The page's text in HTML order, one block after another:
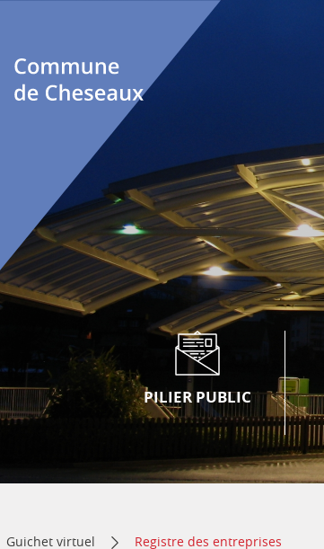
PILIER PUBLIC
Guichet virtuel Registre des entreprises